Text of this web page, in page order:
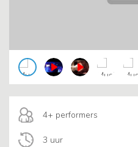
4+ performers
3 uur